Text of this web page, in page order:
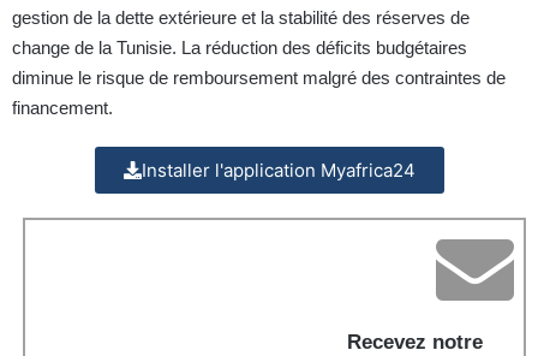
gestion de la dette extérieure et la stabilité des réserves de
change de la Tunisie. La réduction des déficits budgétaires
diminue le risque de remboursement malgré des contraintes de
financement.
Installer l'application Myafrica24
Recevez notre